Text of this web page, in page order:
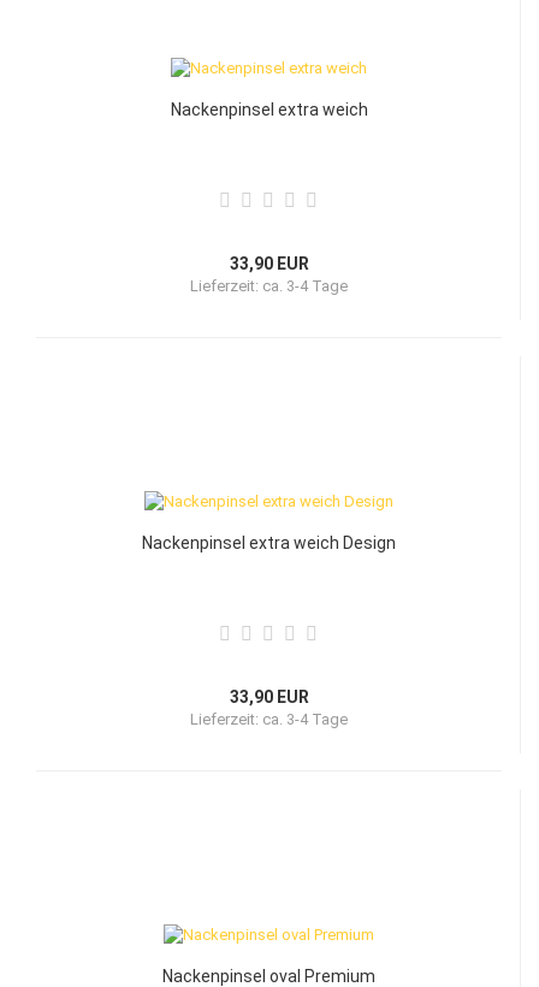
Nackenpinsel extra weich
33,90 EUR
Lieferzeit: ca. 3-4 Tage
Nackenpinsel extra weich Design
33,90 EUR
Lieferzeit: ca. 3-4 Tage
Nackenpinsel oval Premium